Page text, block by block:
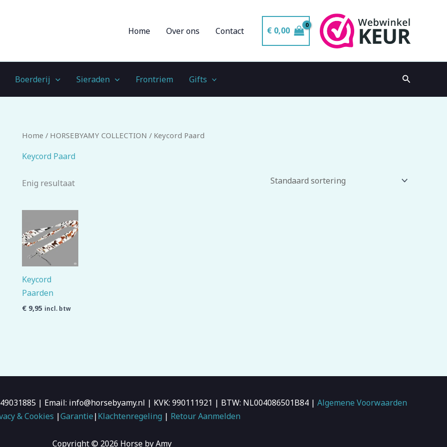
Home Over ons Contact € 0,00
Boerderij Sieraden Frontriem Gifts Zoeken
Home / HORSEBYAMY COLLECTION / Keycord Paard
Keycord Paard
Enig resultaat
Keycord
Paarden
€ 9,95 incl. btw
| Email: info@horsebyamy.nl | KVK: 990111921 | BTW: NL004086501B84 | Algemene Voorwaarden
& Cookies |Garantie|Klachtenregeling | Retour Aanmelden
Copyright © 2026 Horse by Amy